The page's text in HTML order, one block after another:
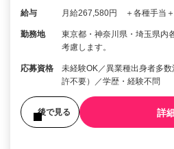
給与 月給267,580円 ＋各種手当
勤務地
東京都・神奈川県・埼玉県
考慮します。
応募資格
未経験OK／異業種出身者多
許不要）／学歴・経験不問
後で見る 詳